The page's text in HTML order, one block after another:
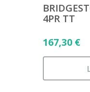
4PR TT
167,30 €